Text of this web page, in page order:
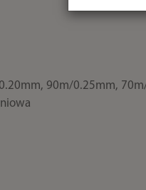
90m/0.25mm,